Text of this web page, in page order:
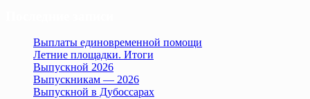
Выплаты единовременной помощи
Летние площадки. Итоги
Выпускной 2026
Выпускникам — 2026
Выпускной в Дубоссарах